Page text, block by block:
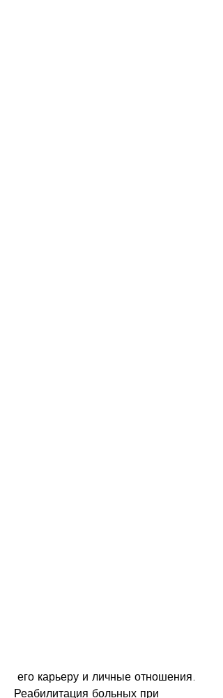
Реабилитация больных при